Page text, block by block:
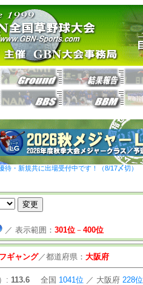
待・新規共に出場受付中です！（8/17〆切）
／ 表示範囲： 301位－ 400位
ギャング／都道府県： 大阪府
: 113.6 全国 1041位 ／ 大阪府 228位